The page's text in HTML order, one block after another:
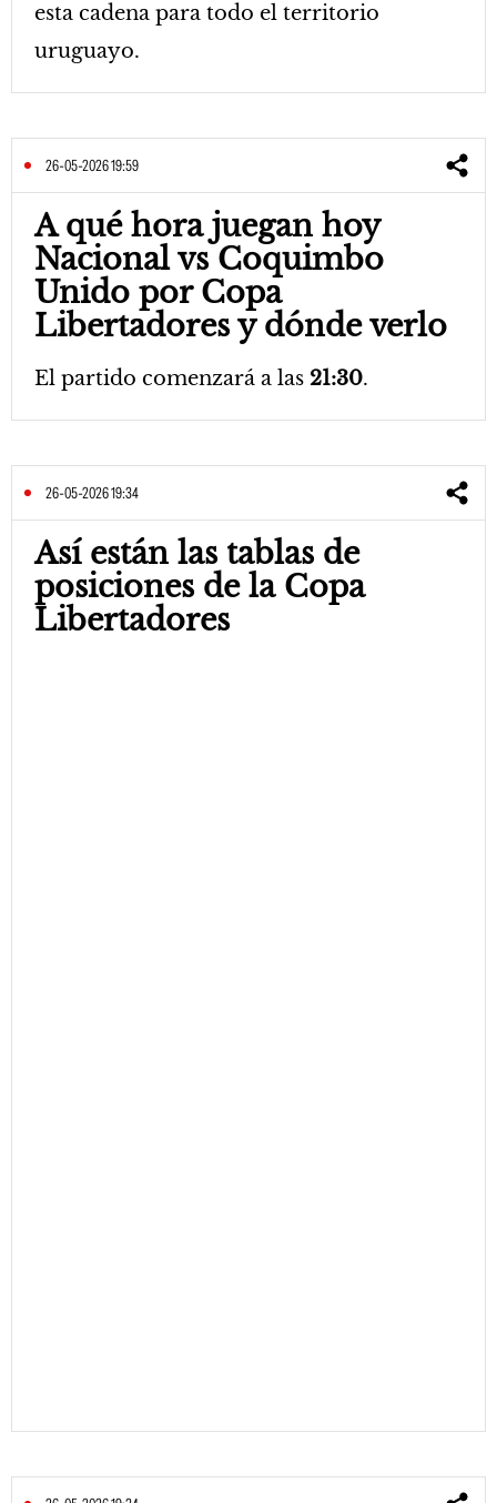
esta cadena para todo el territorio
uruguayo.
26-05-2026 19:59
A qué hora juegan hoy
Nacional vs Coquimbo
Unido por Copa
Libertadores y dónde verlo
El partido comenzará a las 21:30.
26-05-2026 19:34
Así están las tablas de
posiciones de la Copa
Libertadores